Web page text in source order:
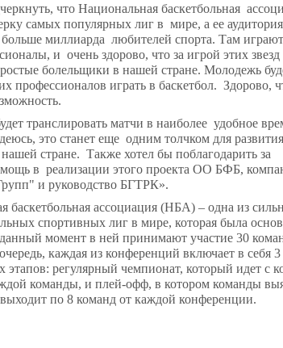
что Национальная баскетбольная
самых популярных лиг в мире, а ее аудитория
больше миллиарда любителей спорта. Там играют
и очень здорово, что за игрой этих звезд
болельщики в нашей стране. Молодежь
профессионалов играть в баскетбол. Здорово,
транслировать матчи в наиболее удобное
это станет еще одним толчком для развития
нашей стране. Также хотел бы поблагодарить за
в реализации этого проекта ОО БФБ,
и руководство БГТРК».
баскетбольная ассоциация (НБА) – одна из
спортивных лиг в мире, которая была
момент в ней принимают участие 30
каждая из конференций включает в себя 3
регулярный чемпионат, который идет с
команды, и плей-офф, в котором команды
по 8 команд от каждой конференции.